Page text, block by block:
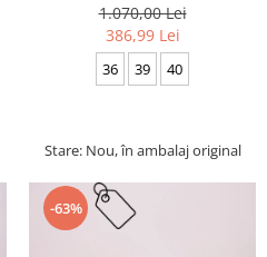
1.070,00 Lei
386,99 Lei
36 39 40
Stare: Nou, în ambalaj original
-63%